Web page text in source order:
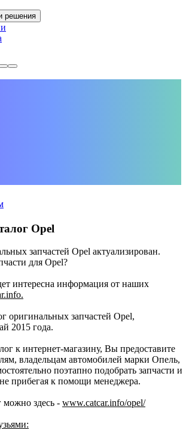
решения
Opel
запчастей Opel актуализирован.
для Opel?
интересна информация от наших
оригинальных запчастей Opel,
2015 года.
к интернет-магазину, Вы предоставите
владельцам автомобилей марки Опель,
поэтапно подобрать запчасти и
прибегая к помощи менеджера.
можно здесь - www.catcar.info/opel/